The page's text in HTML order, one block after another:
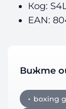
Код:
EAN:
Вижте
boxing